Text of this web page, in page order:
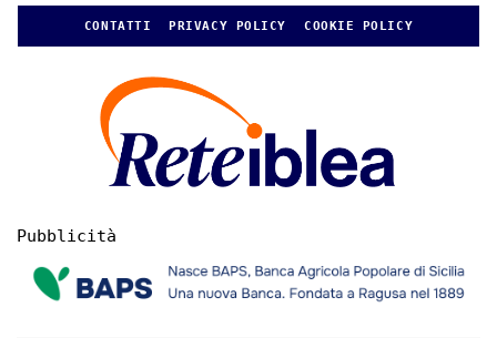
CONTATTI PRIVACY POLICY COOKIE POLICY
Pubblicità